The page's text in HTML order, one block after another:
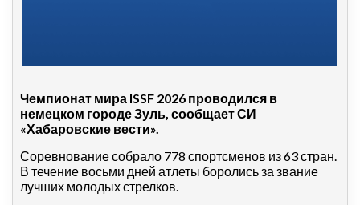
Чемпионат мира ISSF 2026 проводился в
немецком городе Зуль, сообщает СИ
«Хабаровские вести».
Соревнование собрало 778 спортсменов из 63 стран.
В течение восьми дней атлеты боролись за звание
лучших молодых стрелков.